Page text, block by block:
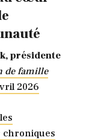
présidente
de famille
2026
chroniques